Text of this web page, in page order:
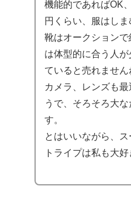
機能的であればOK
円くらい、服はし
靴はオークション
は体型的に合う人
ていると売れません
カメラ、レンズも
うで、そろそろ大
す。
とはいいながら、
トライプは私も大